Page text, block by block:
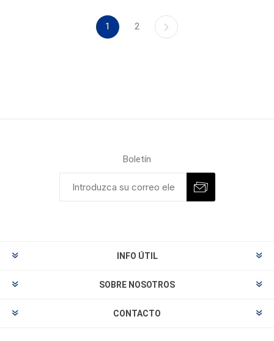
1 2
Boletín
INFO ÚTIL
SOBRE NOSOTROS
CONTACTO